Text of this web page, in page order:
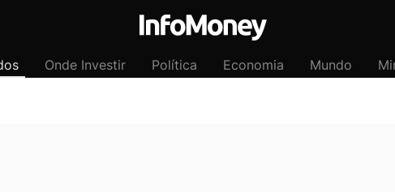
Onde Investir Política Economia Mundo